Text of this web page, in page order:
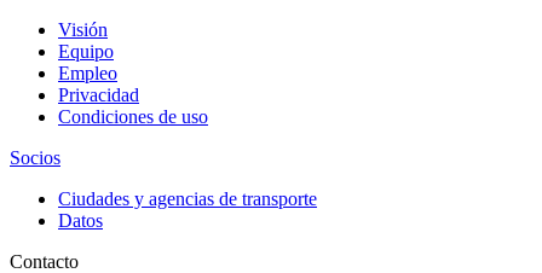
Visión
Equipo
Empleo
Privacidad
Condiciones de uso
Socios
Ciudades y agencias de transporte
Datos
Contacto